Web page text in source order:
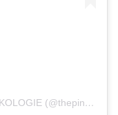
Une publication partagée par THE PINKOLOGIE (@thepinkologie)